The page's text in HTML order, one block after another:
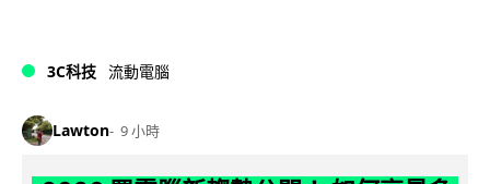
3C科技 流動電腦
Lawton 9 小時